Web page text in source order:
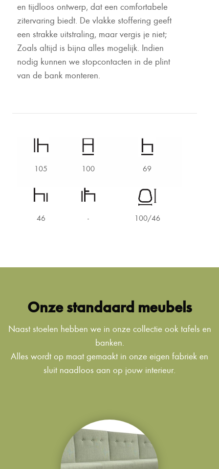
en tijdloos ontwerp, dat een comfortabele
zitervaring biedt. De vlakke stoffering geeft
een strakke uitstraling, maar vergis je niet;
Zoals altijd is bijna alles mogelijk. Indien
nodig kunnen we stopcontacten in de plint
van de bank monteren.
105 100 69
46 - 100/46
Onze standaard meubels
Naast stoelen hebben we in onze collectie ook tafels en
banken.
Alles wordt op maat gemaakt in onze eigen fabriek en
sluit naadloos aan op jouw interieur.